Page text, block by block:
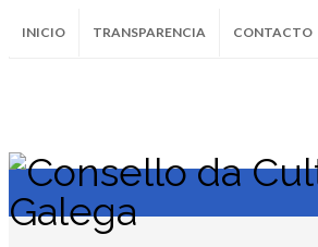
INICIO TRANSPARENCIA CONTACTO
InstagramFacebookTwitter